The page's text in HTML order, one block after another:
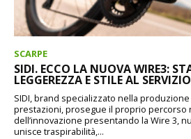
SCARPE
SIDI. ECCO LA NUOVA WIRE3:
LEGGEREZZA E STILE AL
SIDI, brand specializzato nella
prestazioni, prosegue il proprio percorso
dell’innovazione presentando la Wire 3,
unisce traspirabilità,...